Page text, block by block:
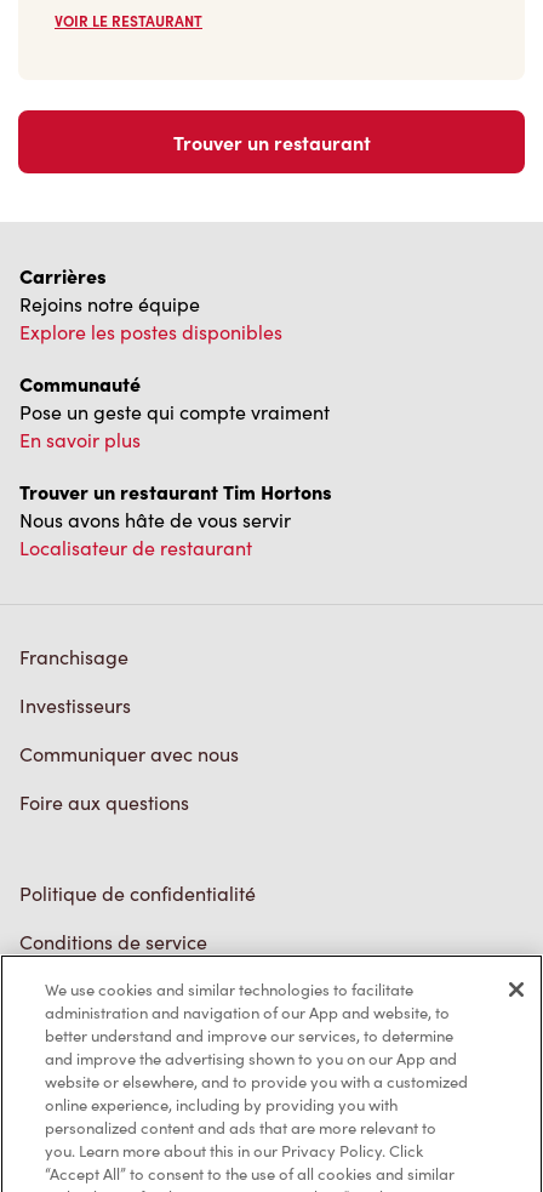
Rejoins notre équipe
Communauté
Pose un geste qui compte vraiment
En savoir plus
Trouver un restaurant Tim Hortons
Localisateur de restaurant
Franchisage
Investisseurs
Communiquer avec nous
Foire aux questions
Conditions de service
Marques de commerce
Accessibilité
Diagnostic
Contactez-nous
TM & © Tim Hortons, 2023
EN/CA
We use cookies and similar technologies to facilitate
administration and navigation of our App and website, to
better understand and improve our services, to determine
and improve the advertising shown to you on our App and
website or elsewhere, and to provide you with a customized
online experience, including by providing you with
personalized content and ads that are more relevant to
you. Learn more about this in our Privacy Policy. Click
“Accept All” to consent to the use of all cookies and similar